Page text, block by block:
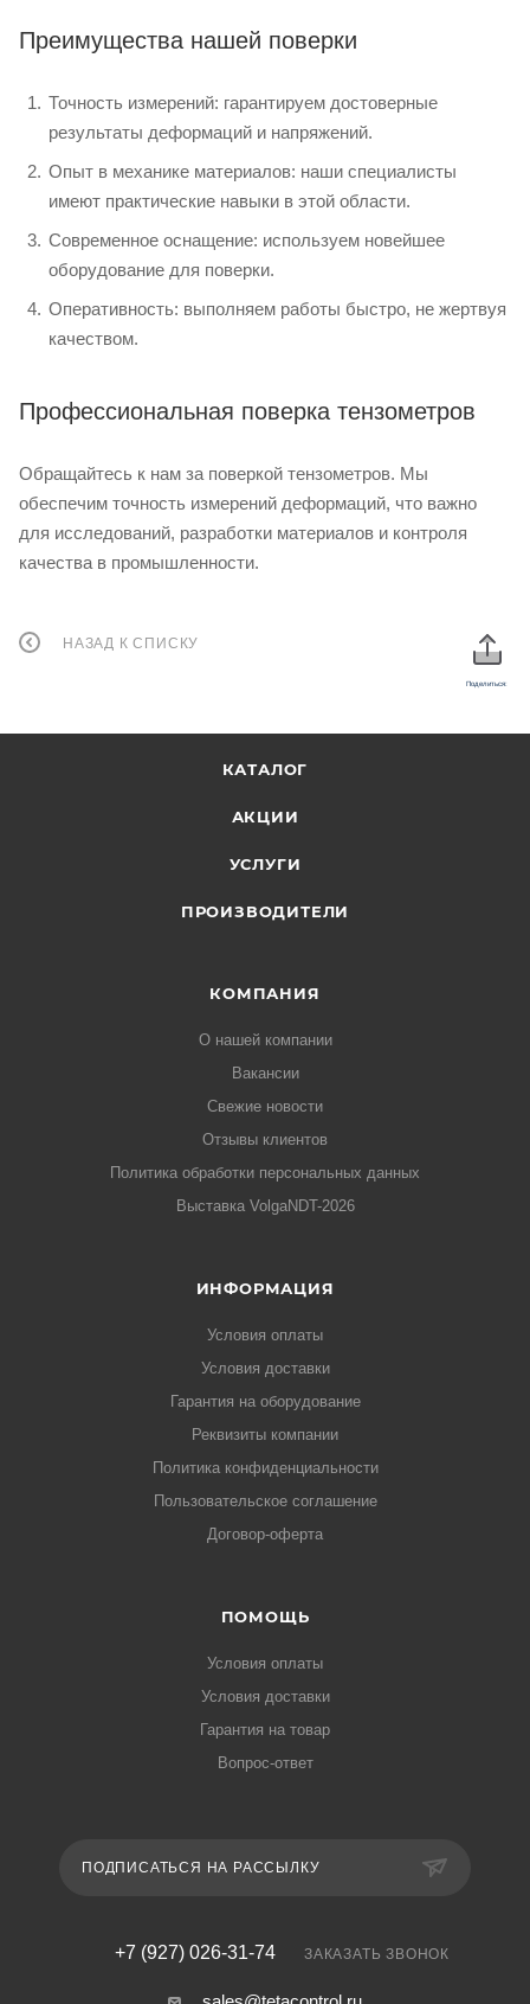
Преимущества нашей поверки
Точность измерений: гарантируем достоверные
результаты деформаций и напряжений.
Опыт в механике материалов: наши специалисты
имеют практические навыки в этой области.
Современное оснащение: используем новейшее
оборудование для поверки.
Оперативность: выполняем работы быстро, не жертвуя
качеством.
Профессиональная поверка тензометров
Обращайтесь к нам за поверкой тензометров. Мы
обеспечим точность измерений деформаций, что важно
для исследований, разработки материалов и контроля
качества в промышленности.
НАЗАД К СПИСКУ
Поделиться:
КАТАЛОГ
АКЦИИ
УСЛУГИ
ПРОИЗВОДИТЕЛИ
КОМПАНИЯ
О нашей компании
Вакансии
Свежие новости
Отзывы клиентов
Политика обработки персональных данных
Выставка VolgaNDT-2026
ИНФОРМАЦИЯ
Условия оплаты
Условия доставки
Гарантия на оборудование
Реквизиты компании
Политика конфиденциальности
Пользовательское соглашение
Договор-оферта
ПОМОЩЬ
Условия оплаты
Условия доставки
Гарантия на товар
Вопрос-ответ
ПОДПИСАТЬСЯ НА РАССЫЛКУ
+7 (927) 026-31-74 ЗАКАЗАТЬ ЗВОНОК